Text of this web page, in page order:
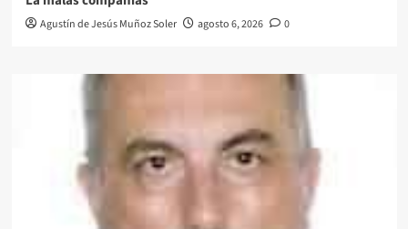
Agustín de Jesús Muñoz Soler agosto 6, 2026 0